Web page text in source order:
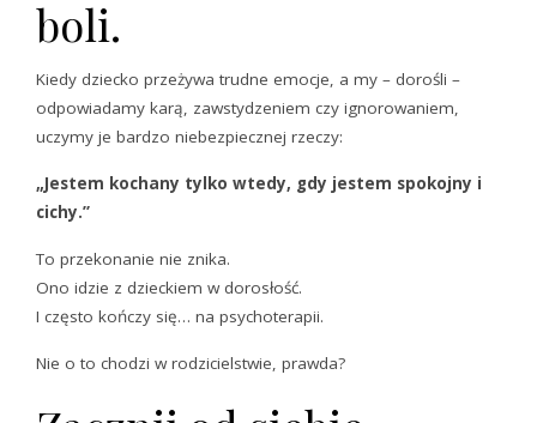
boli.
Kiedy dziecko przeżywa trudne emocje, a my – dorośli –
odpowiadamy karą, zawstydzeniem czy ignorowaniem,
uczymy je bardzo niebezpiecznej rzeczy:
„Jestem kochany tylko wtedy, gdy jestem spokojny i
cichy.”
To przekonanie nie znika.
Ono idzie z dzieckiem w dorosłość.
I często kończy się… na psychoterapii.
Nie o to chodzi w rodzicielstwie, prawda?